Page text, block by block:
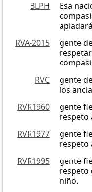
BLPH
Esa
RVA-2015
gente
RVC
gente
los
RVR1960
gente
respeto
RVR1977
gente
respeto
RVR1995
gente
respeto
niño.